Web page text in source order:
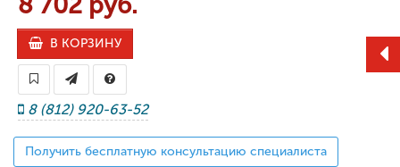
В КОРЗИНУ
8 (812) 920-63-52
Получить бесплатную консультацию специалиста